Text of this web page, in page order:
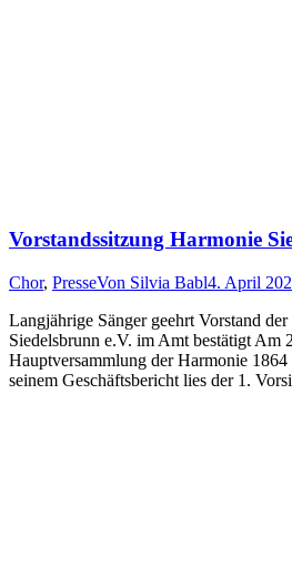
Vorstandssitzung Harmonie
Chor, PresseVon Silvia Babl4. April
Langjährige Sänger geehrt Vorstand
Siedelsbrunn e.V. im Amt bestätigt Am
Hauptversammlung der Harmonie 1864
seinem Geschäftsbericht lies der 1.